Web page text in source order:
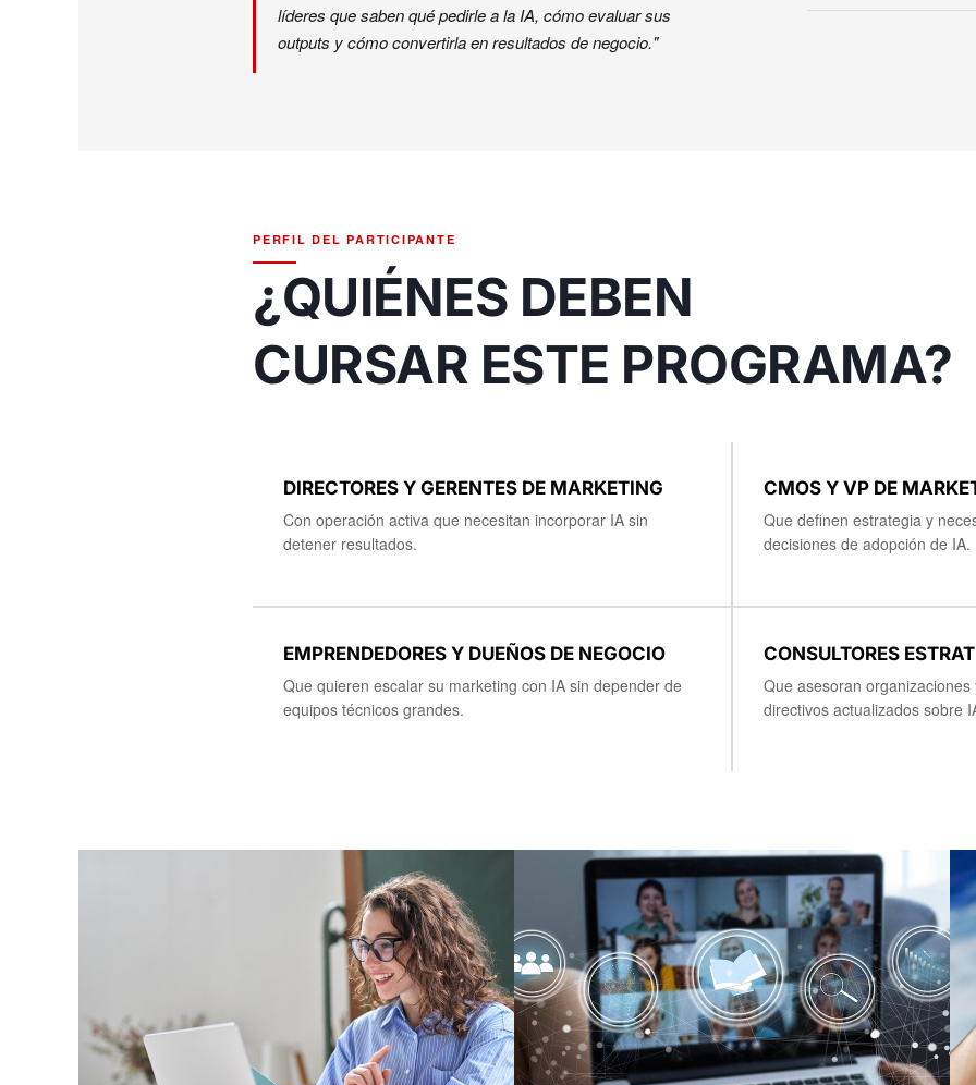
líderes que saben qué pedirle a la IA, cómo evaluar sus
outputs y cómo convertirla en resultados de negocio."
PERFIL DEL PARTICIPANTE
¿QUIÉNES DEBEN
CURSAR ESTE PROGRAMA?
DIRECTORES Y GERENTES DE MARKETING
Con operación activa que necesitan incorporar IA sin
detener resultados.
CMOS Y VP DE
Que definen estrategia y
decisiones de adopción de IA.
EMPRENDEDORES Y DUEÑOS DE NEGOCIO
Que quieren escalar su marketing con IA sin depender de
equipos técnicos grandes.
CONSULTORES
Que asesoran
directivos actualizados sobre